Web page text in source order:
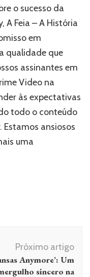
o sucesso da
A Feia – A História
em
qualidade que
assinantes em
Video na
às expectativas
todo o conteúdo
Estamos ansiosos
uma
Próximo artigo
Anymore’: Um
sincero na